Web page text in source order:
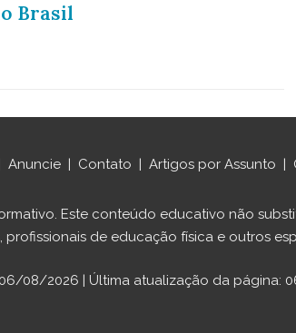
Brasil
Anuncie| Contato | Artigos por Assunto |
Este conteúdo educativo não
de educação física e outros
08/2026 | Última atualização da página: